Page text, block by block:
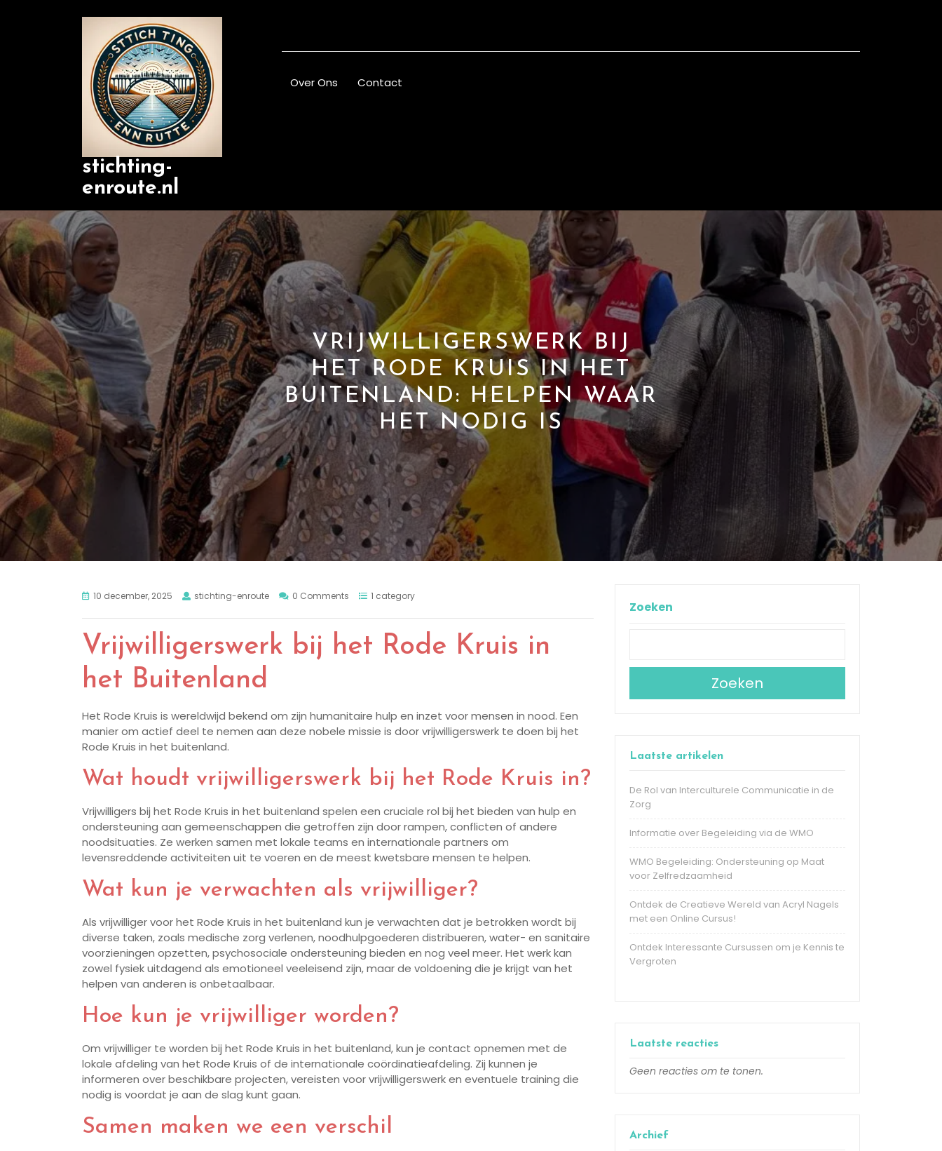
stichting-
enroute.nl
Over Ons Contact
VRIJWILLIGERSWERK BIJ
HET RODE KRUIS IN HET
BUITENLAND: HELPEN WAAR
HET NODIG IS
10 december, 2025 stichting-enroute 0 Comments 1 category
Vrijwilligerswerk bij het Rode Kruis in
het Buitenland
Het Rode Kruis is wereldwijd bekend om zijn humanitaire hulp en inzet voor mensen in nood. Een
manier om actief deel te nemen aan deze nobele missie is door vrijwilligerswerk te doen bij het
Rode Kruis in het buitenland.
Wat houdt vrijwilligerswerk bij het Rode Kruis in?
Vrijwilligers bij het Rode Kruis in het buitenland spelen een cruciale rol bij het bieden van hulp en
ondersteuning aan gemeenschappen die getroffen zijn door rampen, conflicten of andere
noodsituaties. Ze werken samen met lokale teams en internationale partners om
levensreddende activiteiten uit te voeren en de meest kwetsbare mensen te helpen.
Wat kun je verwachten als vrijwilliger?
Als vrijwilliger voor het Rode Kruis in het buitenland kun je verwachten dat je betrokken wordt bij
diverse taken, zoals medische zorg verlenen, noodhulpgoederen distribueren, water- en sanitaire
voorzieningen opzetten, psychosociale ondersteuning bieden en nog veel meer. Het werk kan
zowel fysiek uitdagend als emotioneel veeleisend zijn, maar de voldoening die je krijgt van het
helpen van anderen is onbetaalbaar.
Hoe kun je vrijwilliger worden?
Om vrijwilliger te worden bij het Rode Kruis in het buitenland, kun je contact opnemen met de
lokale afdeling van het Rode Kruis of de internationale coördinatieafdeling. Zij kunnen je
informeren over beschikbare projecten, vereisten voor vrijwilligerswerk en eventuele training die
nodig is voordat je aan de slag kunt gaan.
Samen maken we een verschil
Zoeken
Zoeken
Laatste artikelen
De Rol van Interculturele Communicatie in de
Zorg
Informatie over Begeleiding via de WMO
WMO Begeleiding: Ondersteuning op Maat
voor Zelfredzaamheid
Ontdek de Creatieve Wereld van Acryl Nagels
met een Online Cursus!
Ontdek Interessante Cursussen om je Kennis te
Vergroten
Laatste reacties
Geen reacties om te tonen.
Archief